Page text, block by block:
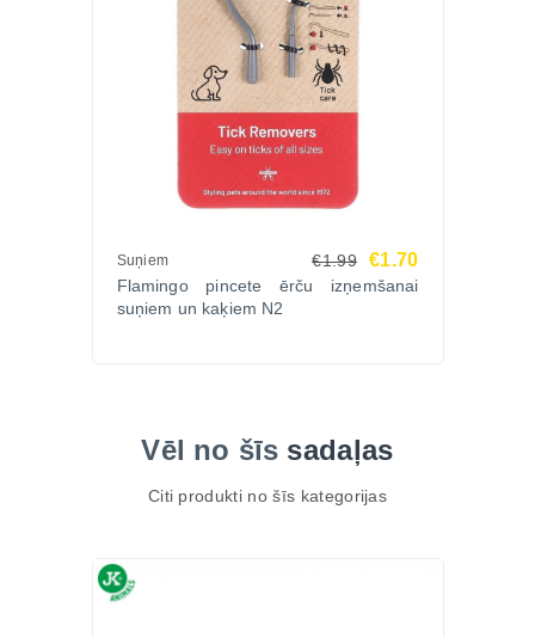
Nodrošini savam sunim vēsumu un komfortu jau
šodien – pasūti tagad Zoopasaule.lv!
Suņiem €1.99 €1.70
Flamingo pincete ērču izņemšanai
suņiem un kaķiem N2
Vēl no šīs sadaļas
Citi produkti no šīs kategorijas